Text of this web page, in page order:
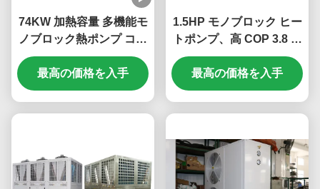
74KW 加熱容量 多機能モ
ノブロック熱ポンプ コン
パクトな設計と複数の保
護
最高の価格を入手
1.5HP モノブロック ヒー
トポンプ、高 COP 3.8 ～
4.6、ステンレス鋼構造、
低騒音 ≤60dB
最高の価格を入手